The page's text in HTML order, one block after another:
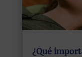
¿Qué